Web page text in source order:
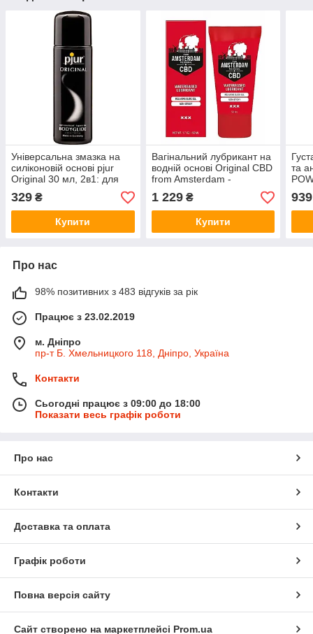
Універсальна змазка на
силіконовій основі pjur
Original 30 мл, 2в1: для
сексу та масажу
329 ₴
Купити
Вагінальний лубрикант на
водній основі Original CBD
from Amsterdam -
Waterbased Lubricant, 50
ml
1 229₴
Купити
та
150
939
Про нас
98% позитивних з 483 відгуків за рік
Працює з 23.02.2019
м. Дніпро
пр-т Б. Хмельницкого 118, Дніпро, Україна
Контакти
Сьогодні працює з 09:00 до 18:00
Показати весь графік роботи
Про нас
Контакти
Доставка та оплата
Графік роботи
Повна версія сайту
Сайт створено на маркетплейсі Prom.ua